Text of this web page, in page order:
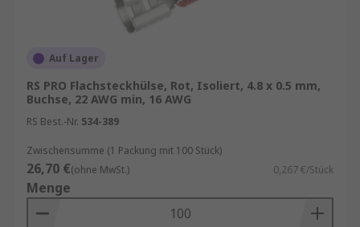
Auf Lager
RS PRO Flachsteckhülse, Rot, Isoliert, 4.8 x 0.5 mm,
Buchse, 22 AWG min, 16 AWG
RS Best.-Nr. 534-389
Zwischensumme (1 Packung mit 100 Stück)
26,70 €(ohne MwSt.) 0,267 €/Stück
Menge